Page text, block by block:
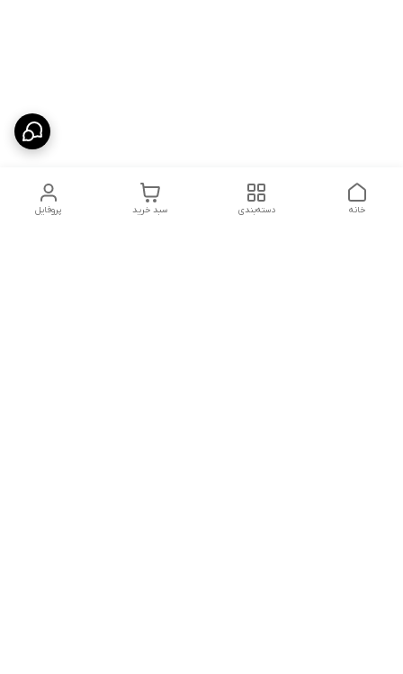
پروفایل سبد خرید دسته‌بندی خانه